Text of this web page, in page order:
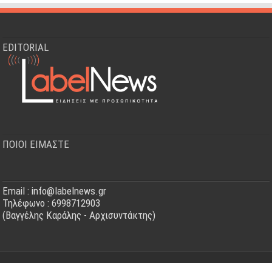
EDITORIAL
ΠΟΙΟΙ ΕΙΜΑΣΤΕ
Email : info@labelnews.gr
Τηλέφωνο : 6998712903
(Βαγγέλης Καράλης - Αρχισυντάκτης)